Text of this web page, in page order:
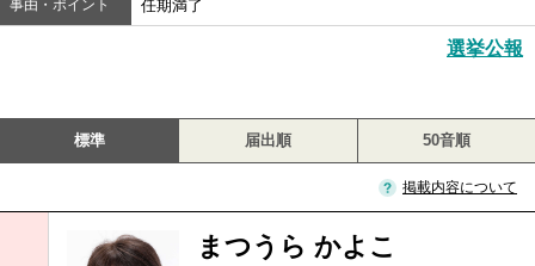
事由・ポイント 任期満了
選挙公報
標準 届出順 50音順
掲載内容について
まつうら かよこ